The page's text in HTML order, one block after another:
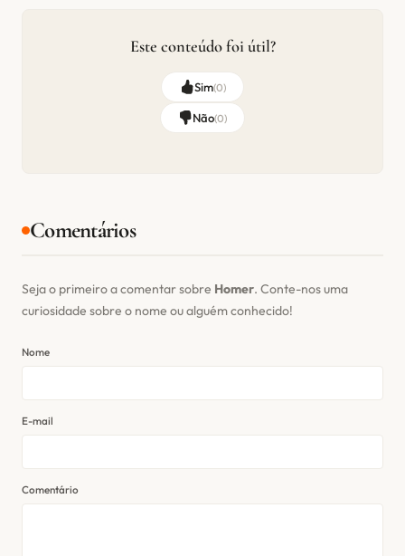
Este conteúdo foi útil?
Sim(0)
Não(0)
Comentários
Seja o primeiro a comentar sobre Homer. Conte-nos uma
curiosidade sobre o nome ou alguém conhecido!
Nome
E-mail
Comentário